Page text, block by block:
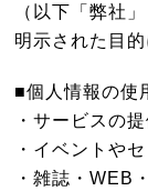
（以下「弊社
明示された目
■個人情報の使
・サービスの
・イベントや
・雑誌・WEB